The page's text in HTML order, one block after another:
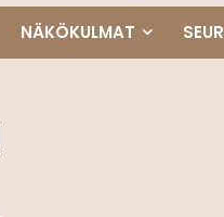
NÄKÖKULMAT